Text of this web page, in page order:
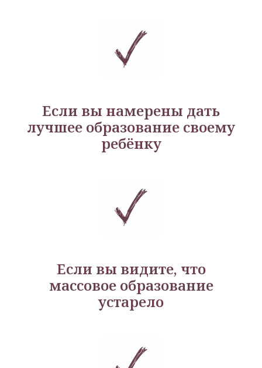
Если вы намерены дать
лучшее образование своему
ребёнку
Если вы видите, что
массовое образование
устарело